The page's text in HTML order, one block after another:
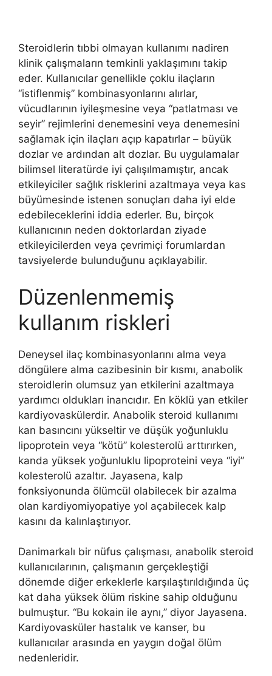
Steroidlerin tıbbi olmayan kullanımı nadiren
klinik çalışmaların temkinli yaklaşımını takip
eder. Kullanıcılar genellikle çoklu ilaçların
“istiflenmiş” kombinasyonlarını alırlar,
vücudlarının iyileşmesine veya “patlatması ve
seyir” rejimlerini denemesini veya denemesini
sağlamak için ilaçları açıp kapatırlar – büyük
dozlar ve ardından alt dozlar. Bu uygulamalar
bilimsel literatürde iyi çalışılmamıştır, ancak
etkileyiciler sağlık risklerini azaltmaya veya kas
büyümesinde istenen sonuçları daha iyi elde
edebileceklerini iddia ederler. Bu, birçok
kullanıcının neden doktorlardan ziyade
etkileyicilerden veya çevrimiçi forumlardan
tavsiyelerde bulunduğunu açıklayabilir.
Düzenlenmemiş
kullanım riskleri
Deneysel ilaç kombinasyonlarını alma veya
döngülere alma cazibesinin bir kısmı, anabolik
steroidlerin olumsuz yan etkilerini azaltmaya
yardımcı oldukları inancıdır. En köklü yan etkiler
kardiyovaskülerdir. Anabolik steroid kullanımı
kan basıncını yükseltir ve düşük yoğunluklu
lipoprotein veya “kötü” kolesterolü arttırırken,
kanda yüksek yoğunluklu lipoproteini veya “iyi”
kolesterolü azaltır. Jayasena, kalp
fonksiyonunda ölümcül olabilecek bir azalma
olan kardiyomiyopatiye yol açabilecek kalp
kasını da kalınlaştırıyor.
Danimarkalı bir nüfus çalışması, anabolik steroid
kullanıcılarının, çalışmanın gerçekleştiği
dönemde diğer erkeklerle karşılaştırıldığında üç
kat daha yüksek ölüm riskine sahip olduğunu
bulmuştur. “Bu kokain ile aynı,” diyor Jayasena.
Kardiyovasküler hastalık ve kanser, bu
kullanıcılar arasında en yaygın doğal ölüm
nedenleridir.